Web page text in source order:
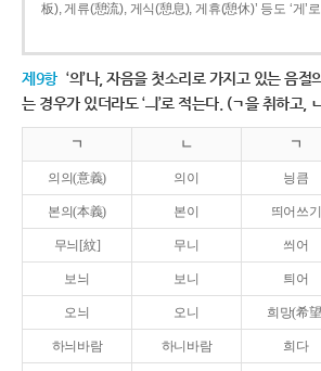
板), 게류(憩流), 게식(憩息), 게휴(憩休)’ 등도 ‘게’
제9항 ‘의’나, 자음을 첫소리로 가지고 있는 음절
는 경우가 있더라도 ‘ㅢ’로 적는다. (ㄱ을 취하고,
ㄱ ㄴ ㄱ
의의(意義) 의이 닁큼
본의(本義) 본이 띄어쓰기
무늬[紋] 무니 씌어
보늬 보니 틔어
오늬 오니 희망(希
하늬바람 하니바람 희다